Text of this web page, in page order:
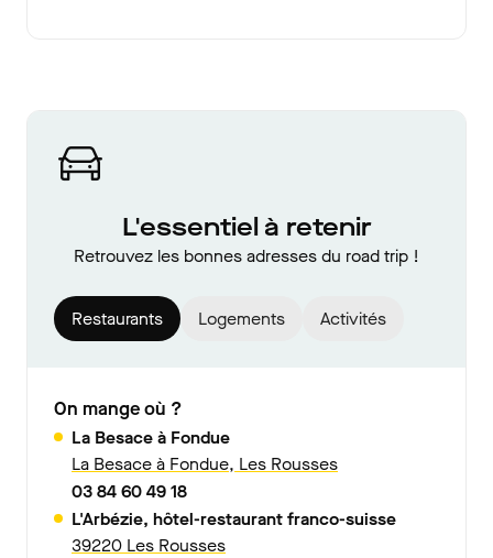
L'essentiel à retenir
Retrouvez les bonnes adresses du road trip !
Restaurants Logements Activités
On mange où ?
La Besace à Fondue
La Besace à Fondue, Les Rousses
03 84 60 49 18
L'Arbézie, hôtel-restaurant franco-suisse
39220 Les Rousses